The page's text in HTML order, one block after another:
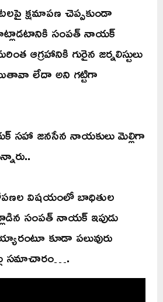
క్షమాపణ చెప్పకుండా
సంపత్ నాయక్
ఆగ్రహానికి గురైన జర్నలిస్టులు
లేదా అని గట్టిగా
సహా జనసేన నాయకులు మెల్లిగా
విషయంలో బాధితుల
సంపత్ నాయక్ ఇపుడు
కూడా పలువురు
సమాచారం….